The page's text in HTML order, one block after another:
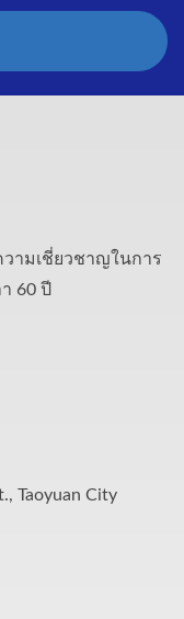
วามเชี่ยวชาญในการ
60 ปี
Taoyuan City